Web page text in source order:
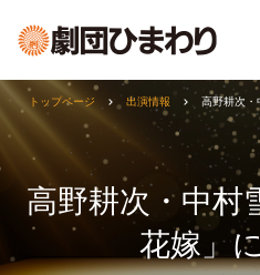
高野耕次・中村
花嫁」
トップページ 出演情報 高野耕次・